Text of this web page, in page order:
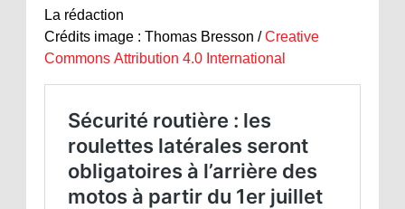
La rédaction
Crédits image : Thomas Bresson /Creative
Commons Attribution 4.0 International